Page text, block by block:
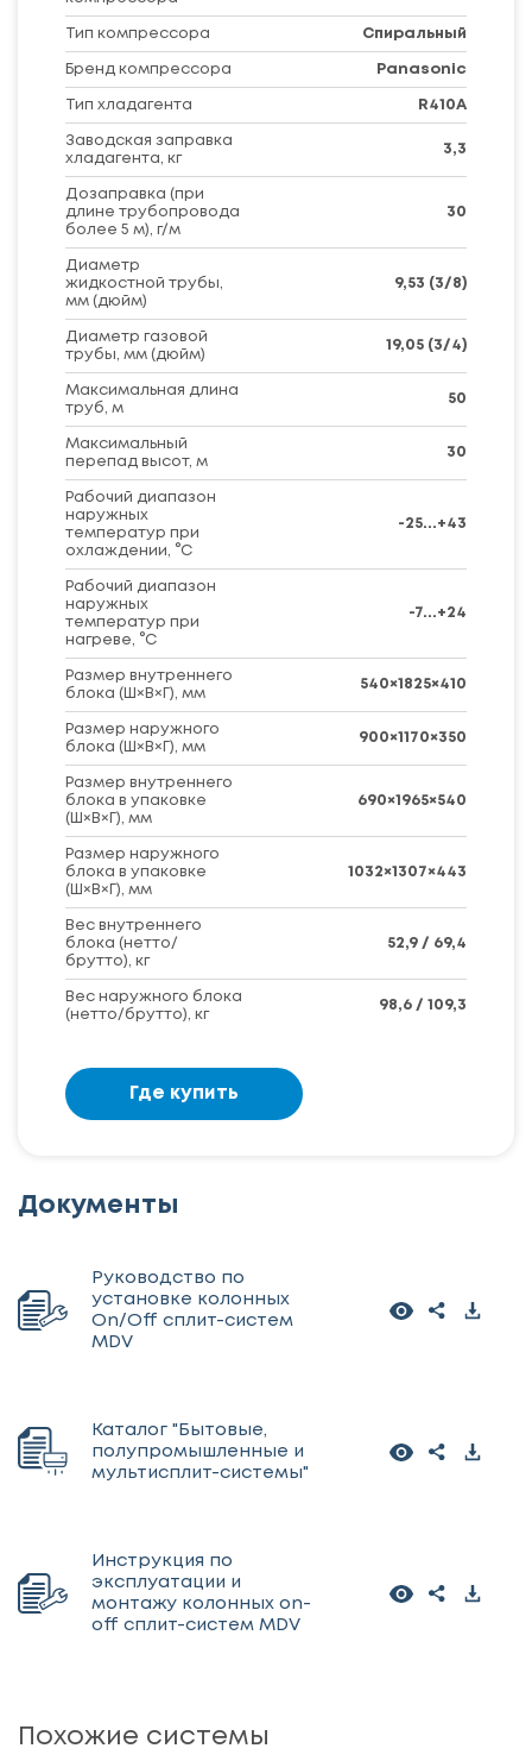
Тип компрессора Спиральный
Бренд компрессора Panasonic
Тип хладагента R410A
Заводская заправка
хладагента, кг
3,3
Дозаправка (при
длине трубопровода
более 5 м), г/м
30
Диаметр
жидкостной трубы,
мм (дюйм)
9,53 (3/8)
Диаметр газовой
трубы, мм (дюйм)
19,05 (3/4)
Максимальная длина
труб, м
50
Максимальный
перепад высот, м
30
Рабочий диапазон
наружных
температур при
охлаждении, °C
-25...+43
Рабочий диапазон
наружных
температур при
нагреве, °C
-7...+24
Размер внутреннего
блока (Ш×В×Г), мм
540×1825×410
Размер наружного
блока (Ш×В×Г), мм
900×1170×350
Размер внутреннего
блока в упаковке
(Ш×В×Г), мм
690×1965×540
Размер наружного
блока в упаковке
(Ш×В×Г), мм
1032×1307×443
Вес внутреннего
блока (нетто/
брутто), кг
52,9 / 69,4
Вес наружного блока
(нетто/брутто), кг
98,6 / 109,3
Где купить
Документы
Руководство по
установке колонных
On/Off сплит-систем
MDV
Каталог "Бытовые,
полупромышленные и
мультисплит-системы"
Инструкция по
эксплуатации и
монтажу колонных on-
off сплит-систем MDV
Похожие системы